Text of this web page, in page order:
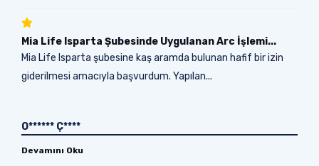
Mia Life Isparta Şubesinde Uygulanan Arc İşlemi...
Mia Life Isparta şubesine kaş aramda bulunan hafif bir izin
giderilmesi amacıyla başvurdum. Yapılan...
O****** Ç****
Devamını Oku